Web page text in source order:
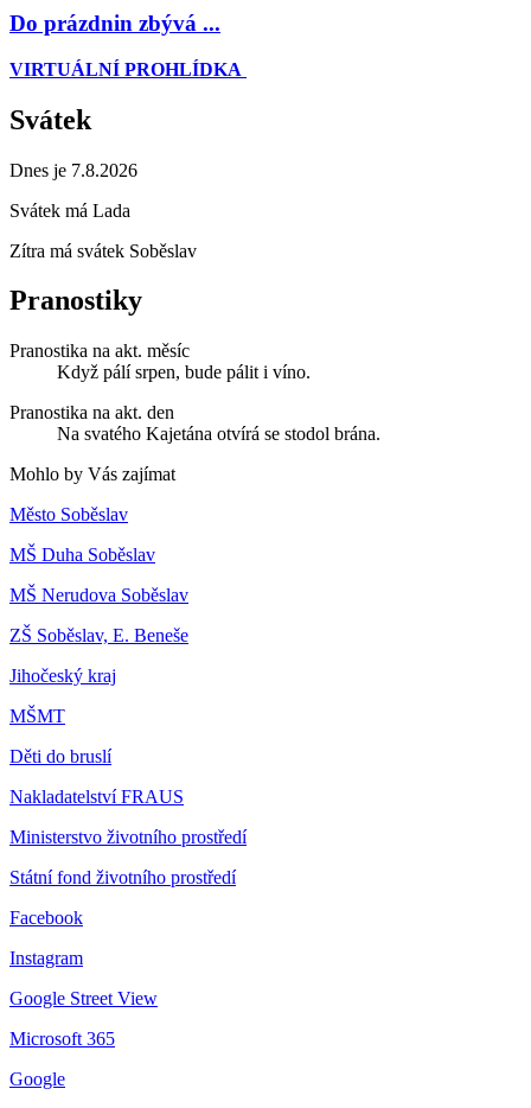
Do prázdnin zbývá ...
VIRTUÁLNÍ PROHLÍDKA
Svátek
Dnes je 7.8.2026
Svátek má Lada
Zítra má svátek Soběslav
Pranostiky
Pranostika na akt. měsíc
Když pálí srpen, bude pálit i víno.
Pranostika na akt. den
Na svatého Kajetána otvírá se stodol brána.
Mohlo by Vás zajímat
Město Soběslav
MŠ Duha Soběslav
MŠ Nerudova Soběslav
ZŠ Soběslav, E. Beneše
Jihočeský kraj
MŠMT
Děti do bruslí
Nakladatelství FRAUS
Ministerstvo životního prostředí
Státní fond životního prostředí
Facebook
Instagram
Google Street View
Microsoft 365
Google